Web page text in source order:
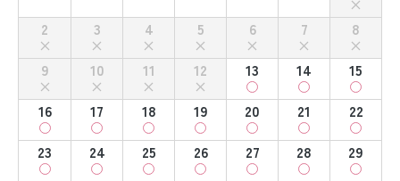
2
3 4 5 6 7
8
9
10 11 12 13 14
15
16
17 18 19 20 21
22
23
24 25 26 27 28
29